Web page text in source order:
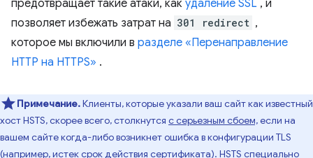
предотвращает такие атаки, как удаление SSL , и
позволяет избежать затрат на 301 redirect ,
которое мы включили в разделе «Перенаправление
HTTP на HTTPS» .
Примечание.Клиенты, которые указали ваш сайт как известный
хост HSTS, скорее всего, столкнутся с серьезным сбоем,если на
вашем сайте когда-либо возникнет ошибка в конфигурации TLS
(например, истек срок действия сертификата). HSTS специально